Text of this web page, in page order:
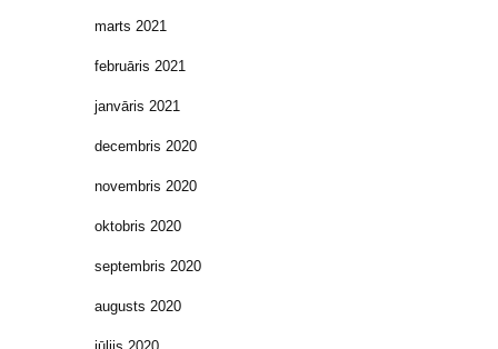
marts 2021
februāris 2021
janvāris 2021
decembris 2020
novembris 2020
oktobris 2020
septembris 2020
augusts 2020